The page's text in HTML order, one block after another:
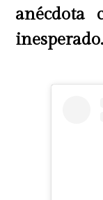
anécdota
inesperado.